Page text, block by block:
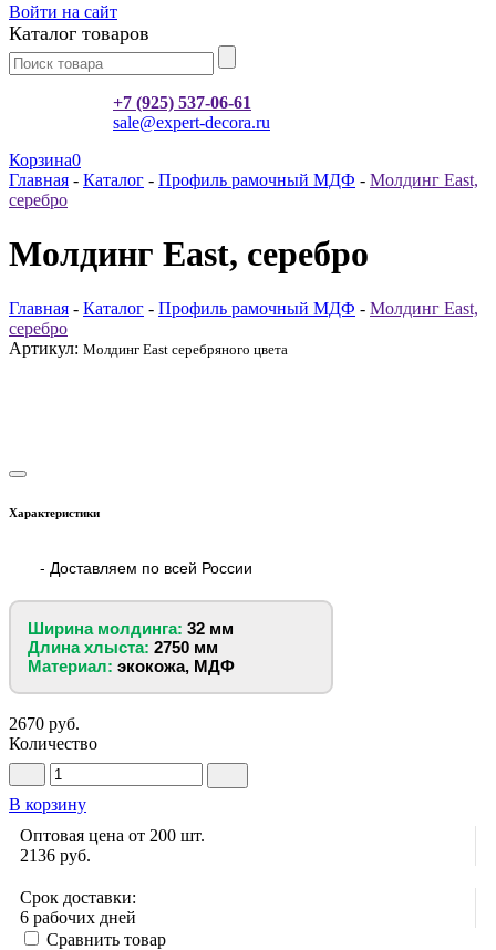
Войти на сайт
Каталог товаров
+7 (925) 537-06-61
sale@expert-decora.ru
Корзина0
Главная - Каталог - Профиль рамочный МДФ - Молдинг East,
серебро
Молдинг East, серебро
Главная - Каталог - Профиль рамочный МДФ - Молдинг East,
серебро
Артикул: Молдинг East серебряного цвета
Характеристики
- Доставляем по всей России
Ширина молдинга: 32 мм
Длина хлыста: 2750 мм
Материал: экокожа, МДФ
2670 руб.
Количество
В корзину
Оптовая цена от 200 шт.
2136 руб.
Срок доставки:
6 рабочих дней
Сравнить товар